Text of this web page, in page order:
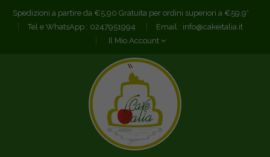
Spedizioni a partire da €5,90 Gratuita per ordini superiori a €59,9*
Tel e WhatsApp : 0247951994 Email : info@cakeitalia.it
Il Mio Account